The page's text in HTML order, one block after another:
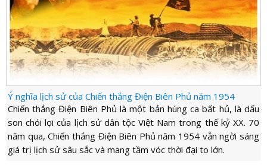
Ý nghĩa lịch sử của Chiến thắng Điện Biên Phủ năm 1954
Chiến thắng Điện Biên Phủ là một bản hùng ca bất hủ, là dấu
son chói lọi của lịch sử dân tộc Việt Nam trong thế kỷ XX. 70
năm qua, Chiến thắng Điện Biên Phủ năm 1954 vẫn ngời sáng
giá trị lịch sử sâu sắc và mang tầm vóc thời đại to lớn.